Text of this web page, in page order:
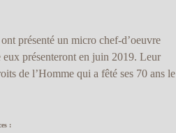
présenté un micro chef-d’oeuvre
présenteront en juin 2019. Leur
de l’Homme qui a fêté ses 70 ans le
: